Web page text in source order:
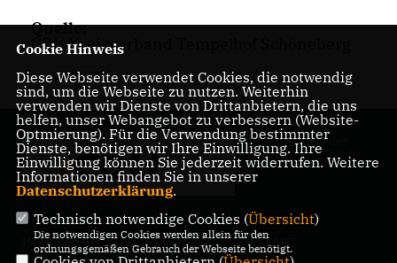
Quelle:
CDU Kreisverband Tempelhof Schöneberg
VERKEHR
Internetseite der
CDU Friedenau
IMPRESSUM DATENSCHUTZ KONTAKT
Cookie Hinweis
Diese Webseite verwendet Cookies, die notwendig
sind, um die Webseite zu nutzen. Weiterhin
verwenden wir Dienste von Drittanbietern, die uns
helfen, unser Webangebot zu verbessern (Website-
Optmierung). Für die Verwendung bestimmter
Dienste, benötigen wir Ihre Einwilligung. Ihre
Einwilligung können Sie jederzeit widerrufen. Weitere
Informationen finden Sie in unserer
Datenschutzerklärung.
Technisch notwendige Cookies (Übersicht)
Die notwendigen Cookies werden allein für den
ordnungsgemäßen Gebrauch der Webseite benötigt.